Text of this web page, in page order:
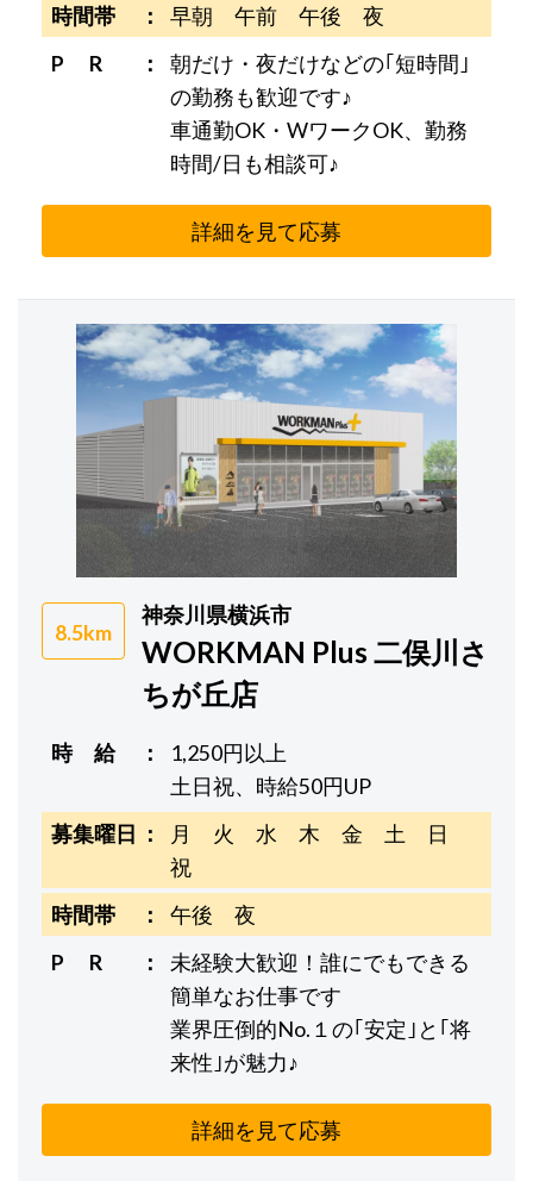
時間帯
早朝 午前 午後 夜
P R
朝だけ・夜だけなどの｢短時間｣
の勤務も歓迎です♪
車通勤OK・WワークOK、勤務
時間/日も相談可♪
詳細を見て応募
8.5km
神奈川県横浜市
WORKMAN Plus 二俣川さ
ちが丘店
時 給
1,250円以上
土日祝、時給50円UP
募集曜日
月 火 水 木 金 土 日
祝
時間帯
午後 夜
P R
未経験大歓迎！誰にでもできる
簡単なお仕事です
業界圧倒的No.１の｢安定｣と｢将
来性｣が魅力♪
詳細を見て応募